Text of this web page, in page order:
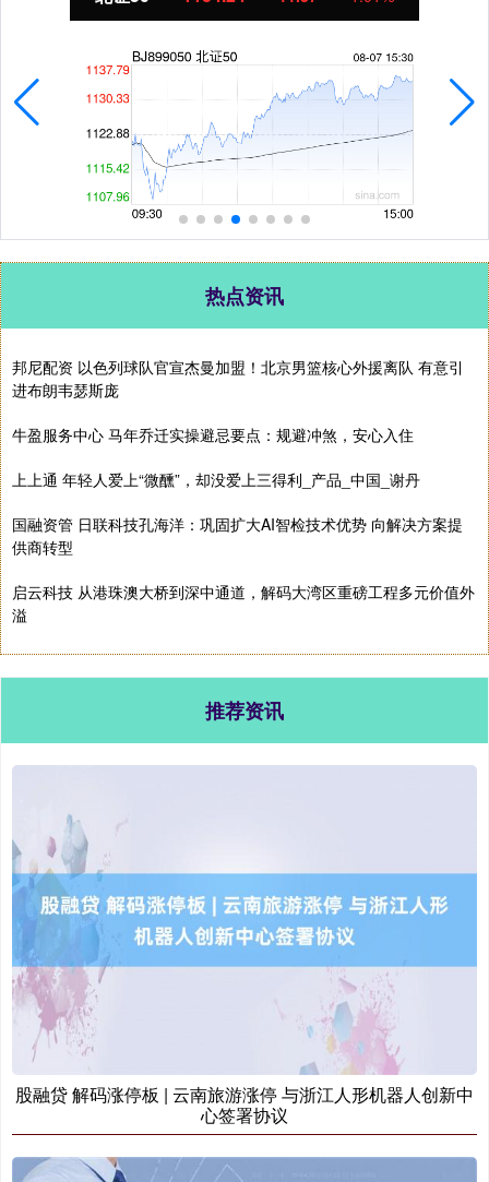
热点资讯
邦尼配资 以色列球队官宣杰曼加盟！北京男篮核心外援离队 有意引
进布朗韦瑟斯庞
牛盈服务中心 马年乔迁实操避忌要点：规避冲煞，安心入住
上上通 年轻人爱上“微醺”，却没爱上三得利_产品_中国_谢丹
国融资管 日联科技孔海洋：巩固扩大AI智检技术优势 向解决方案提
供商转型
启云科技 从港珠澳大桥到深中通道，解码大湾区重磅工程多元价值外
溢
推荐资讯
股融贷 解码涨停板 | 云南旅游涨停 与浙江人形机器人创新中
心签署协议